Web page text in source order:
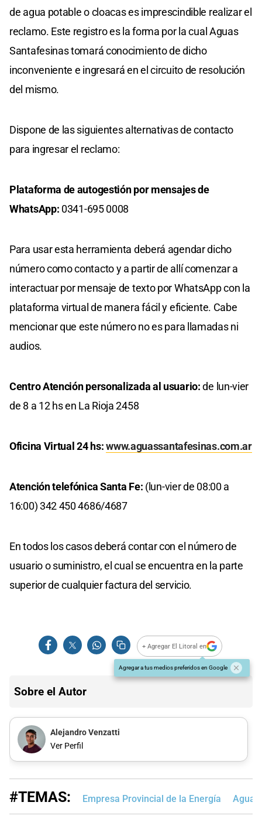
de agua potable o cloacas es imprescindible realizar el
reclamo. Este registro es la forma por la cual Aguas
Santafesinas tomará conocimiento de dicho
inconveniente e ingresará en el circuito de resolución
del mismo.
Dispone de las siguientes alternativas de contacto
para ingresar el reclamo:
Plataforma de autogestión por mensajes de
WhatsApp: 0341-695 0008
Para usar esta herramienta deberá agendar dicho
número como contacto y a partir de allí comenzar a
interactuar por mensaje de texto por WhatsApp con la
plataforma virtual de manera fácil y eficiente. Cabe
mencionar que este número no es para llamadas ni
audios.
Centro Atención personalizada al usuario:de lun-vier
de 8 a 12 hs en La Rioja 2458
Oficina Virtual 24 hs:www.aguassantafesinas.com.ar
Atención telefónica Santa Fe: (lun-vier de 08:00 a
16:00) 342 450 4686/4687
En todos los casos deberá contar con el número de
usuario o suministro, el cual se encuentra en la parte
superior de cualquier factura del servicio.
+ Agregar El Litoral en
Agregar a tus medios preferidos en Google
Sobre el Autor
Alejandro Venzatti
Ver Perfil
#TEMAS: Empresa Provincial de la Energía